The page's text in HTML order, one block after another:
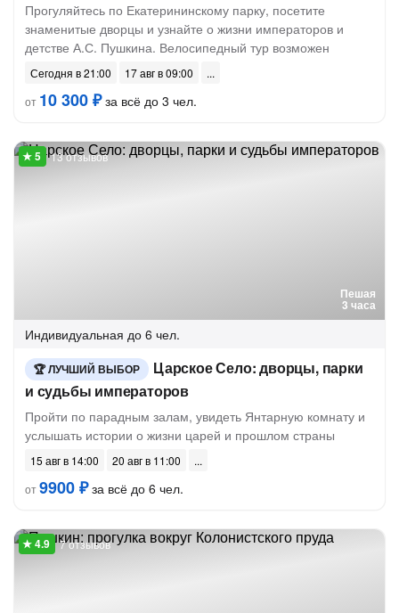
Прогуляйтесь по Екатерининскому парку, посетите
знаменитые дворцы и узнайте о жизни императоров и
детстве А.С. Пушкина. Велосипедный тур возможен
Сегодня в 21:00
17 авг в 09:00
от 10 300 ₽за всё до 3 чел.
Пешая
3 часа
13 отзывов
Индивидуальная до 6 чел.
ЛУЧШИЙ ВЫБОР
Царское Село: дворцы, парки
и судьбы императоров
Пройти по парадным залам, увидеть Янтарную комнату и
услышать истории о жизни царей и прошлом страны
15 авг в 14:00
20 авг в 11:00
от9900 ₽за всё до 6 чел.
7 отзывов